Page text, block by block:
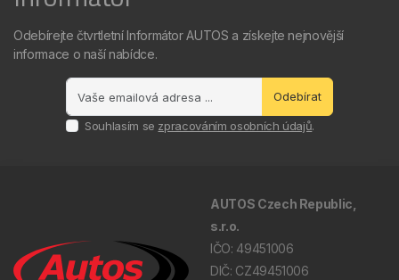
Odebírejte čtvrtletní Informátor AUTOS a získejte nejnovější
informace o naší nabídce.
Odebírat
Souhlasím se zpracováním osobních údajů.
AUTOS Czech Republic,
s.r.o.
IČO: 49451006
DIČ: CZ49451006